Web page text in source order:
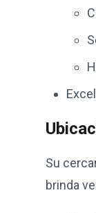
Su
brinda